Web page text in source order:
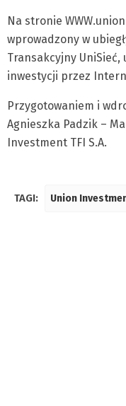
Na stronie
wprowadzony w
Transakcyjny
inwestycji przez
Przygotowaniem i
Agnieszka Padzik –
Investment TFI S.A.
TAGI: Union